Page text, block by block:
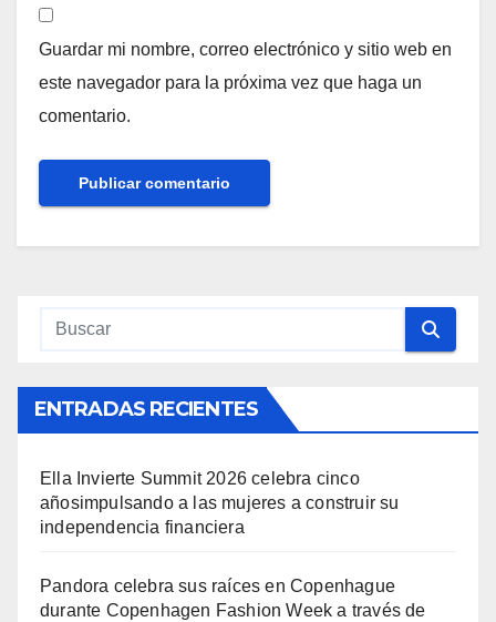
Guardar mi nombre, correo electrónico y sitio web en
este navegador para la próxima vez que haga un
comentario.
ENTRADAS RECIENTES
Ella Invierte Summit 2026 celebra cinco
añosimpulsando a las mujeres a construir su
independencia financiera
Pandora celebra sus raíces en Copenhague
durante Copenhagen Fashion Week a través de